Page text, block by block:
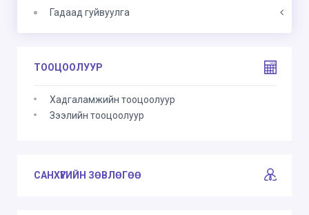
Гадаад гуйвуулга
ТООЦООЛУУР
Хадгаламжийн тооцоолуур
Зээлийн тооцоолуур
САНХҮҮГИЙН ЗӨВЛӨГӨӨ